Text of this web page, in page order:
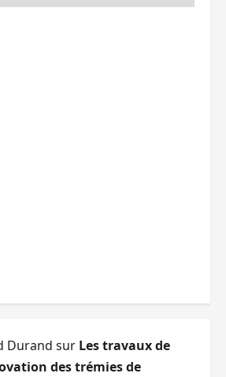
Durand sur Les travaux de
des trémies de